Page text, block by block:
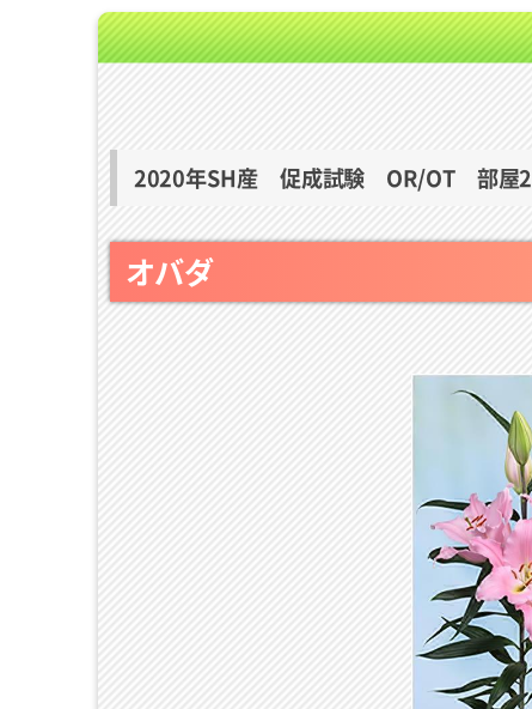
2020年SH産 促成試験 OR/OT 部屋2
オバダ